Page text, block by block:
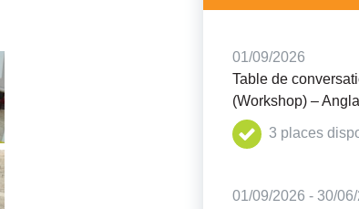
01/09/2026
Table de
(Workshop) –
3 places
01/09/2026 - 30/